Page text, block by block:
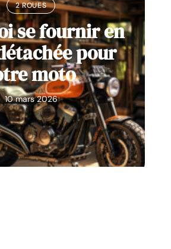
2 ROUES
se fournir en
pour
moto
10 mars 2026